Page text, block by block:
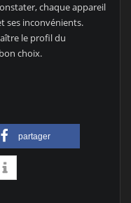
chaque appareil
ses inconvénients.
le profil du
choix.
partager